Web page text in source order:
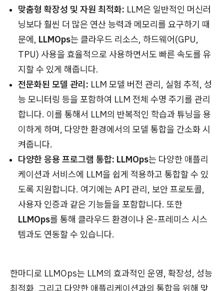
맞춤형 확장성 및 자원 최적화: LLM은 일반적인 머신러
닝보다 훨씬 더 많은 연산 능력과 메모리를 요구하기 때
문에, LLMOps는 클라우드 리소스, 하드웨어(GPU,
TPU) 사용을 효율적으로 사용하면서도 빠른 속도를 유
지할 수 있게 해줍니다.
전문화된 모델 관리: LLM 모델 버전 관리, 실험 추적, 성
능 모니터링 등을 포함하여 LLM 전체 수명 주기를 관리
합니다. 이를 통해서 LLM의 반복적인 학습과 튜닝을 용
이하게 하며, 다양한 환경에서의 모델 통합을 간소화 시
켜줍니다.
다양한 응용 프로그램 통합: LLMOps는 다양한 애플리
케이션과 서비스에 LLM을 쉽게 적용하고 통합할 수 있
도록 지원합니다. 여기에는 API 관리, 보안 프로토콜,
사용자 인증과 같은 기능들을 포함합니다. 또한
LLMOps를 통해 클라우드 환경이나 온-프레미스 시스
템과도 연동할 수 있습니다.
한마디로 LLMOps는 LLM의 효과적인 운영, 확장성, 성능
최적화, 그리고 다양한 애플리케이션과의 통합을 위해 맞